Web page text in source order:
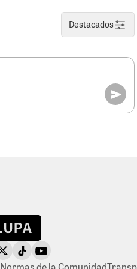
Destacados